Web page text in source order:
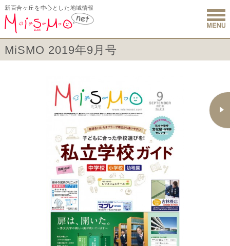
新百合ヶ丘を中心とした地域情報
新百合ヶ
MiSMO 2019年9月号